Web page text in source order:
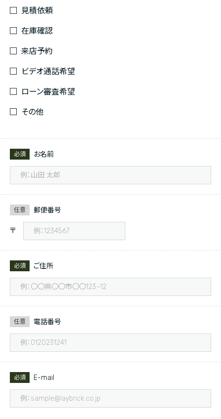
見積依頼
在庫確認
来店予約
ビデオ通話希望
ローン審査希望
その他
必須 お名前
任意 郵便番号
〒
必須 ご住所
任意 電話番号
必須 E-mail